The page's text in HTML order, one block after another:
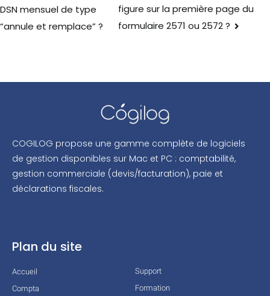
DSN mensuel de type
“annule et remplace” ?
figure sur la première page du
formulaire 2571 ou 2572 ?
COGILOG propose une gamme complète de logiciels
de gestion disponibles sur Mac et PC : comptabilité,
gestion commerciale (devis/facturation), paie et
déclarations fiscales.
Plan du site
Accueil
Compta
Support
Formation